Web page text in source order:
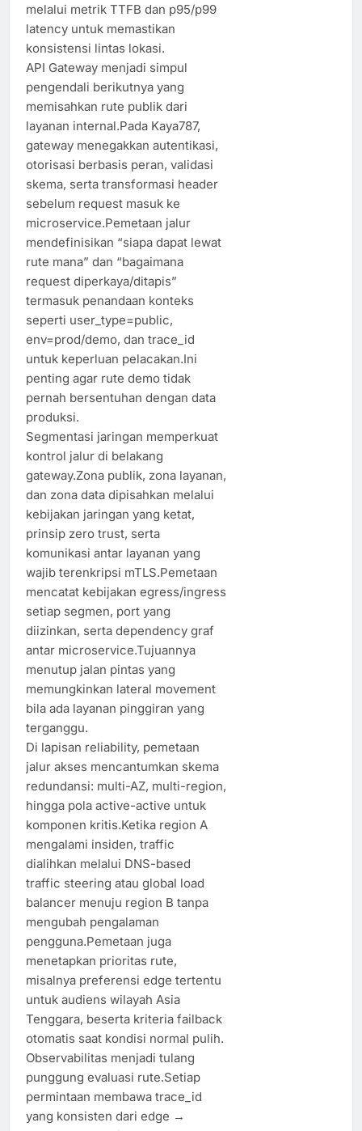
melalui metrik TTFB dan p95/p99
latency untuk memastikan
konsistensi lintas lokasi.
API Gateway menjadi simpul
pengendali berikutnya yang
memisahkan rute publik dari
layanan internal.Pada Kaya787,
gateway menegakkan autentikasi,
otorisasi berbasis peran, validasi
skema, serta transformasi header
sebelum request masuk ke
microservice.Pemetaan jalur
mendefinisikan “siapa dapat lewat
rute mana” dan “bagaimana
request diperkaya/ditapis”
termasuk penandaan konteks
seperti user_type=public,
env=prod/demo, dan trace_id
untuk keperluan pelacakan.Ini
penting agar rute demo tidak
pernah bersentuhan dengan data
produksi.
Segmentasi jaringan memperkuat
kontrol jalur di belakang
gateway.Zona publik, zona layanan,
dan zona data dipisahkan melalui
kebijakan jaringan yang ketat,
prinsip zero trust, serta
komunikasi antar layanan yang
wajib terenkripsi mTLS.Pemetaan
mencatat kebijakan egress/ingress
setiap segmen, port yang
diizinkan, serta dependency graf
antar microservice.Tujuannya
menutup jalan pintas yang
memungkinkan lateral movement
bila ada layanan pinggiran yang
terganggu.
Di lapisan reliability, pemetaan
jalur akses mencantumkan skema
redundansi: multi-AZ, multi-region,
hingga pola active-active untuk
komponen kritis.Ketika region A
mengalami insiden, traffic
dialihkan melalui DNS-based
traffic steering atau global load
balancer menuju region B tanpa
mengubah pengalaman
pengguna.Pemetaan juga
menetapkan prioritas rute,
misalnya preferensi edge tertentu
untuk audiens wilayah Asia
Tenggara, beserta kriteria failback
otomatis saat kondisi normal pulih.
Observabilitas menjadi tulang
punggung evaluasi rute.Setiap
permintaan membawa trace_id
yang konsisten dari edge →